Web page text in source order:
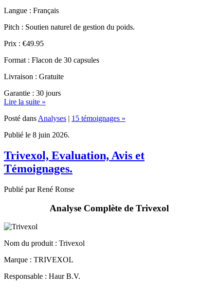
Pitch : Soutien naturel de gestion du poids.
Prix : €49.95
Format : Flacon de 30 capsules
Livraison : Gratuite
Garantie : 30 jours
Posté dansAnalyses
Publié le 8 juin 2026.
Trivexol, Evaluation, Avis et
Témoignages.
Publié par René Ronse
Analyse Complète de Trivexol
Nom du produit :
Marque : TRIVEXOL
Responsable : Haur B.V.
Site Internet : trivexol.com